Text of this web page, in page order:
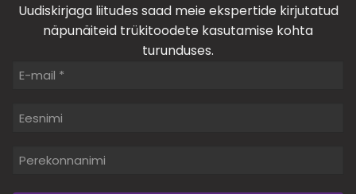
Uudiskirjaga liitudes saad meie ekspertide kirjutatud
näpunäiteid trükitoodete kasutamise kohta
turunduses.
E-
Eesnimi
Perekonnanimi